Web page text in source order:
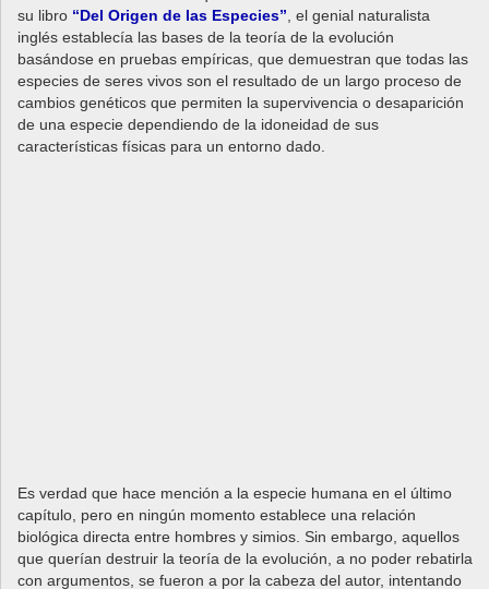
su libro “Del Origen de las Especies” , el genial naturalista
inglés establecía las bases de la teoría de la evolución
basándose en pruebas empíricas, que demuestran que todas las
especies de seres vivos son el resultado de un largo proceso de
cambios genéticos que permiten la supervivencia o desaparición
de una especie dependiendo de la idoneidad de sus
características físicas para un entorno dado.
Es verdad que hace mención a la especie humana en el último
capítulo, pero en ningún momento establece una relación
biológica directa entre hombres y simios. Sin embargo, aquellos
que querían destruir la teoría de la evolución, a no poder rebatirla
con argumentos, se fueron a por la cabeza del autor, intentando